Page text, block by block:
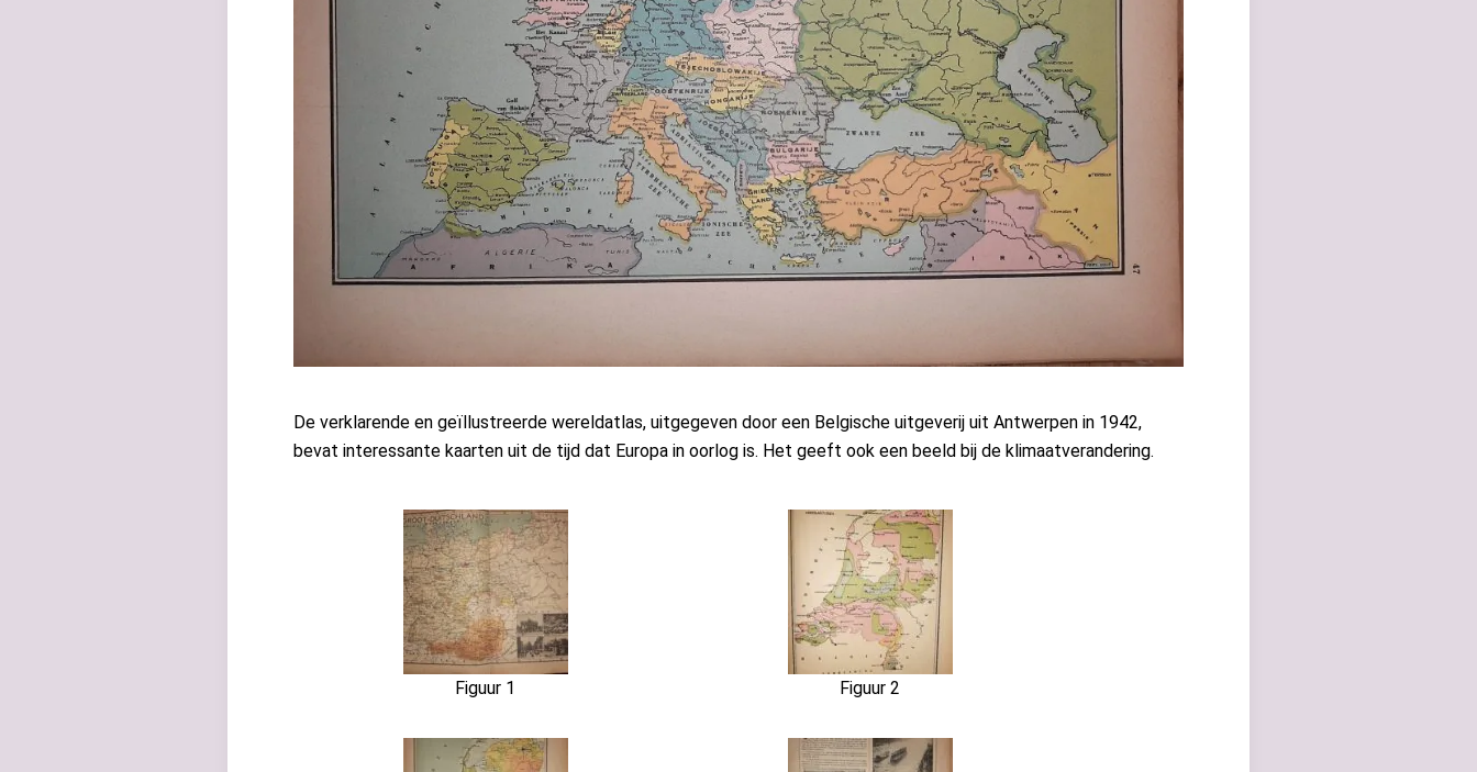
De verklarende en geïllustreerde wereldatlas, uitgegeven door een Belgische uitgeverij uit Antwerpen in 1942,
bevat interessante kaarten uit de tijd dat Europa in oorlog is. Het geeft ook een beeld bij de klimaatverandering.
Figuur 1 Figuur 2